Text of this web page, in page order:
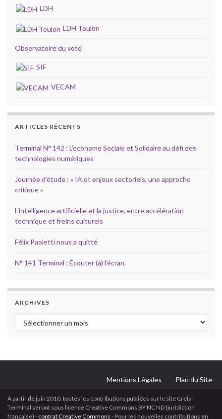
LDH
LDH Toulon
Observatoire du vote
SIF
VECAM
ARTICLES RÉCENTS
Terminal N° 142 : L’économe Sociale et Solidaire au défi des
technologies numériques
Journée d’étude : « IA et enjeux sectoriels, une approche
critique »
L’intelligence artificielle et la justice, entre accélération
technique et freins culturels
Félix Paoletti nous a quitté
N° 141 Terminal : Écouter (à) l’écran
ARCHIVES
Archives
Mentions Légales Plan du Site
A partir de juin 2010, toutes les contributions publiées sur le site Creis-
Terminal seront sous licence Creative Commons BY NC ND (juridiction
française) - contrat Creative Commons - Pour les nouvelles contributions en